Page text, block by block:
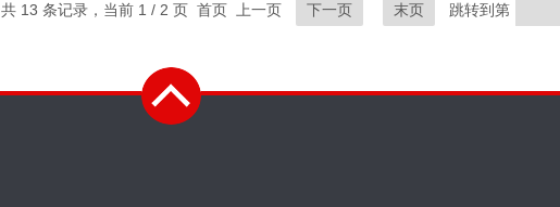
共 13 条记录，当前 1 / 2 页 首页 上一页 下一页 末页 跳转到第